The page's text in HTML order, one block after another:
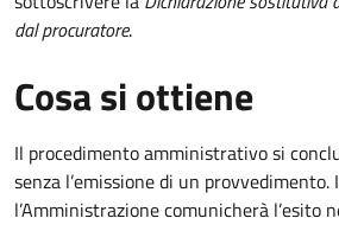
dal procuratore.
Cosa si ottiene
Il procedimento amministrativo si
senza l’emissione di un
l’Amministrazione comunicherà l’esito